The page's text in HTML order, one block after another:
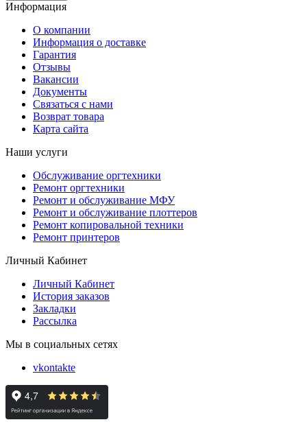
Информация
О компании
Информация о доставке
Гарантия
Отзывы
Вакансии
Документы
Связаться с нами
Возврат товара
Карта сайта
Наши услуги
Обслуживание оргтехники
Ремонт оргтехники
Ремонт и обслуживание МФУ
Ремонт и обслуживание плоттеров
Ремонт копировальной техники
Ремонт принтеров
Личный Кабинет
Личный Кабинет
История заказов
Закладки
Рассылка
Мы в социальных сетях
vkontakte